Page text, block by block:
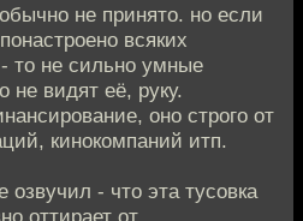
не принято. но если
всяких
то не сильно умные
не видят её, руку.
оно строго от
кинокомпаний итп.
озвучил - что эта тусовка
оттирает от